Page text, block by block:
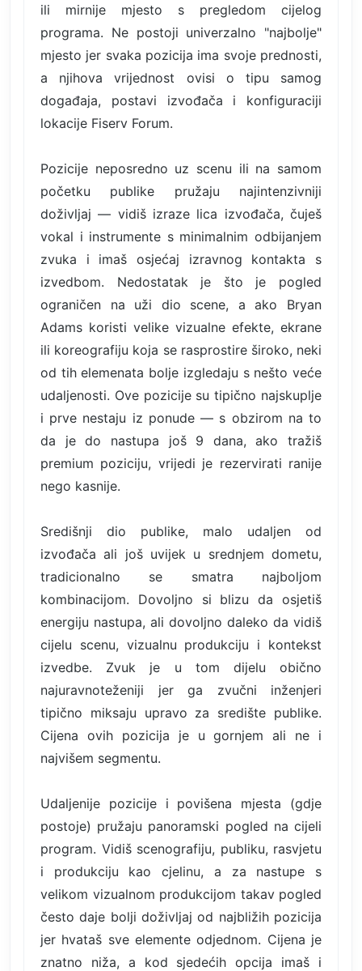
ili mirnije mjesto s pregledom cijelog
programa. Ne postoji univerzalno "najbolje"
mjesto jer svaka pozicija ima svoje prednosti,
a njihova vrijednost ovisi o tipu samog
događaja, postavi izvođača i konfiguraciji
lokacije Fiserv Forum.
Pozicije neposredno uz scenu ili na samom
početku publike pružaju najintenzivniji
doživljaj — vidiš izraze lica izvođača, čuješ
vokal i instrumente s minimalnim odbijanjem
zvuka i imaš osjećaj izravnog kontakta s
izvedbom. Nedostatak je što je pogled
ograničen na uži dio scene, a ako Bryan
Adams koristi velike vizualne efekte, ekrane
ili koreografiju koja se rasprostire široko, neki
od tih elemenata bolje izgledaju s nešto veće
udaljenosti. Ove pozicije su tipično najskuplje
i prve nestaju iz ponude — s obzirom na to
da je do nastupa još 9 dana, ako tražiš
premium poziciju, vrijedi je rezervirati ranije
nego kasnije.
Središnji dio publike, malo udaljen od
izvođača ali još uvijek u srednjem dometu,
tradicionalno se smatra najboljom
kombinacijom. Dovoljno si blizu da osjetiš
energiju nastupa, ali dovoljno daleko da vidiš
cijelu scenu, vizualnu produkciju i kontekst
izvedbe. Zvuk je u tom dijelu obično
najuravnoteženiji jer ga zvučni inženjeri
tipično miksaju upravo za središte publike.
Cijena ovih pozicija je u gornjem ali ne i
najvišem segmentu.
Udaljenije pozicije i povišena mjesta (gdje
postoje) pružaju panoramski pogled na cijeli
program. Vidiš scenografiju, publiku, rasvjetu
i produkciju kao cjelinu, a za nastupe s
velikom vizualnom produkcijom takav pogled
često daje bolji doživljaj od najbližih pozicija
jer hvataš sve elemente odjednom. Cijena je
znatno niža, a kod sjedećih opcija imaš i